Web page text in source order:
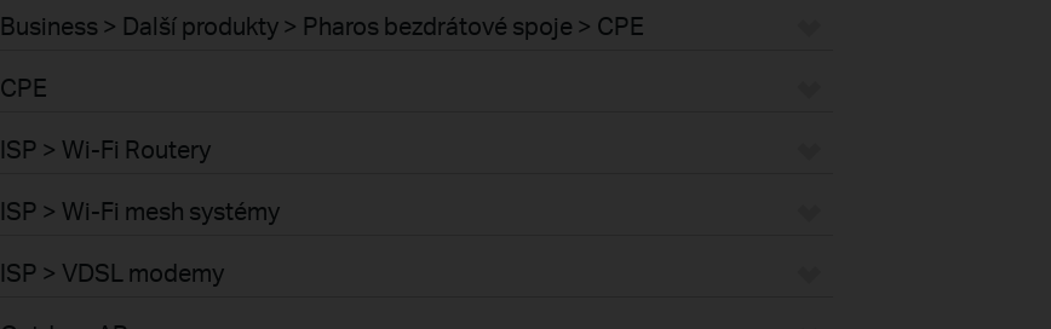
Business > Další produkty > Pharos bezdrátové spoje > CPE
CPE
ISP > Wi-Fi Routery
ISP > Wi-Fi mesh systémy
ISP > VDSL modemy